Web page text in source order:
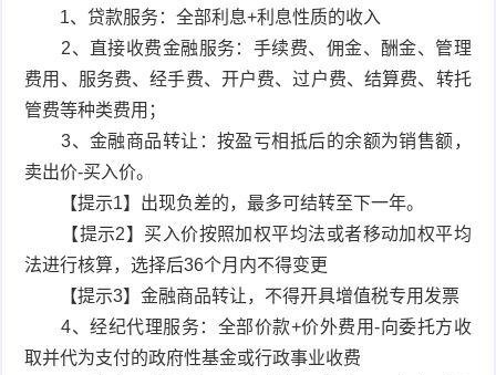
1、贷款服务：全部利息+利息性质的收入
2、直接收费金融服务：手续费、佣金、酬金、管理
费用、服务费、经手费、开户费、过户费、结算费、转托
管费等种类费用；
3、金融商品转让：按盈亏相抵后的余额为销售额，
卖出价-买入价。
【提示1】出现负差的，最多可结转至下一年。
【提示2】买入价按照加权平均法或者移动加权平均
法进行核算，选择后36个月内不得变更
【提示3】金融商品转让，不得开具增值税专用发票
4、经纪代理服务：全部价款+价外费用-向委托方收
取并代为支付的政府性基金或行政事业收费